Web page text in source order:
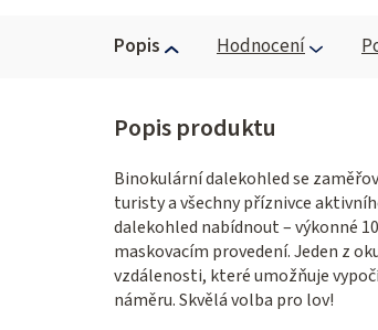
Popis Hodnocení
Binokulární dalekohled se
turisty a všechny příznivce
dalekohled nabídnout – výkonné
maskovacím provedení. Jeden z
vzdálenosti, které umožňuje
náměru. Skvělá volba pro lov!